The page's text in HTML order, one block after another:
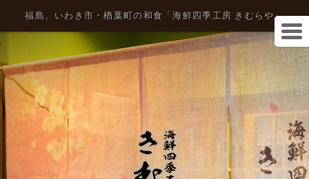
福島、いわき市・楢葉町の和食「海鮮四季工房 きむらや」
ホ
ー
初
め
て
の
方
へ